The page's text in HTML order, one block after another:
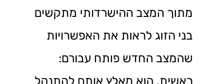
מתוך המצב ההישרדותי מתקשים
בני הזוג לראות את האפשרויות
שהמצב החדש פותח עבורם:
ראשית, הוא מאלץ אותם להתנהל